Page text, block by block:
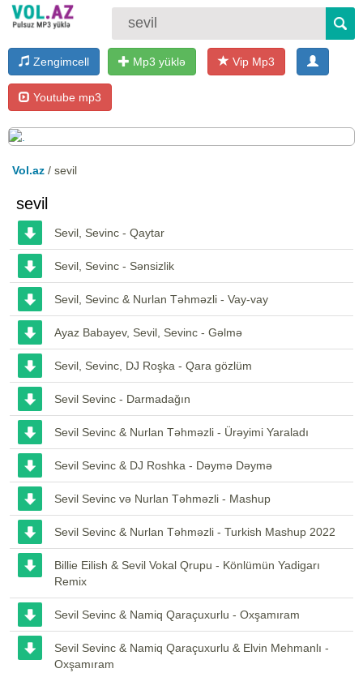
Zengimcell Mp3 yüklə Vip Mp3
Youtube mp3
Vol.az / sevil
sevil
Sevil, Sevinc - Qaytar
Sevil, Sevinc - Sənsizlik
Sevil, Sevinc & Nurlan Təhməzli - Vay-vay
Ayaz Babayev, Sevil, Sevinc - Gəlmə
Sevil, Sevinc, DJ Roşka - Qara gözlüm
Sevil Sevinc - Darmadağın
Sevil Sevinc & Nurlan Təhməzli - Ürəyimi Yaraladı
Sevil Sevinc & DJ Roshka - Dəymə Dəymə
Sevil Sevinc və Nurlan Təhməzli - Mashup
Sevil Sevinc & Nurlan Təhməzli - Turkish Mashup 2022
Billie Eilish & Sevil Vokal Qrupu - Könlümün Yadigarı
Remix
Sevil Sevinc & Namiq Qaraçuxurlu - Oxşamıram
Sevil Sevinc & Namiq Qaraçuxurlu & Elvin Mehmanlı -
Oxşamıram